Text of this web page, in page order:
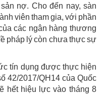
nợ. Cho đến nay, sàn
viên tham gia, với phần
các ngân hàng thương
pháp lý còn chưa thực sự
tín dụng được thực hiện
42/2017/QH14 của Quốc
hết hiệu lực vào tháng 8